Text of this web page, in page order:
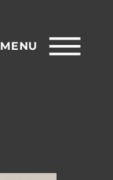
MENU